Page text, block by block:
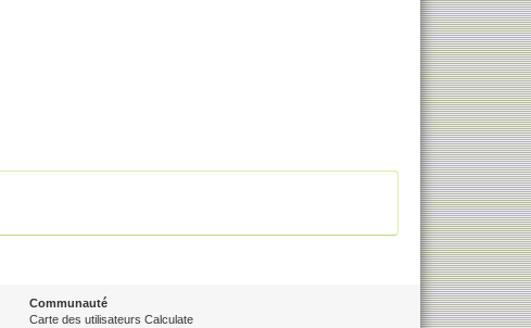
Communauté
Carte des utilisateurs Calculate